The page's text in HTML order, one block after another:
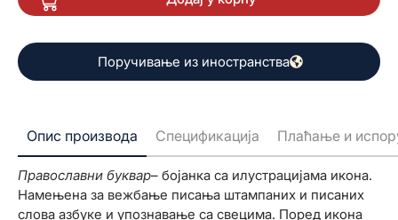
Поручивање из иностранства
Опис производа Спецификација Плаћање и
Православни буквар– бојанка са илустрацијама икона.
Намењена за вежбање писања штампаних и писаних
слова азбуке и упознавање са свецима. Поред икона